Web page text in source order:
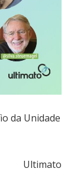
da Unidade